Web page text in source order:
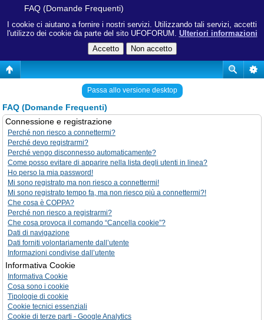
I cookie ci aiutano a fornire i nostri servizi. Utilizzando tali servizi, accetti
l'utilizzo dei cookie da parte del sito UFOFORUM. Ulteriori informazioni
FAQ (Domande Frequenti)
Passa allo versione desktop
FAQ (Domande Frequenti)
Connessione e registrazione
Perché non riesco a connettermi?
Perché devo registrarmi?
Perché vengo disconnesso automaticamente?
Come posso evitare di apparire nella lista degli utenti in linea?
Ho perso la mia password!
Mi sono registrato ma non riesco a connettermi!
Mi sono registrato tempo fa, ma non riesco più a connettermi?!
Che cosa è COPPA?
Perché non riesco a registrarmi?
Che cosa provoca il comando “Cancella cookie”?
Dati di navigazione
Dati forniti volontariamente dall’utente
Informazioni condivise dall’utente
Informativa Cookie
Informativa Cookie
Cosa sono i cookie
Tipologie di cookie
Cookie tecnici essenziali
Cookie di terze parti - Google Analytics